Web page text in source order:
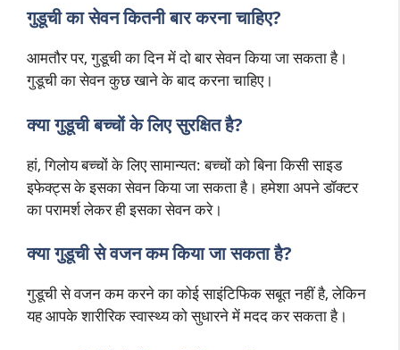
गुडूची का सेवन कितनी बार करना चाहिए?
आमतौर पर, गुडूची का दिन में दो बार सेवन किया जा सकता है।
गुडूची का सेवन कुछ खाने के बाद करना चाहिए।
क्या गुडूची बच्चों के लिए सुरक्षित है?
हां, गिलोय बच्चों के लिए सामान्यत: बच्चों को बिना किसी साइड
इफेक्ट्स के इसका सेवन किया जा सकता है। हमेशा अपने डॉक्टर
का परामर्श लेकर ही इसका सेवन करे।
क्या गुडूची से वजन कम किया जा सकता है?
गुडूची से वजन कम करने का कोई साइंटिफिक सबूत नहीं है, लेकिन
यह आपके शारीरिक स्वास्थ्य को सुधारने में मदद कर सकता है।